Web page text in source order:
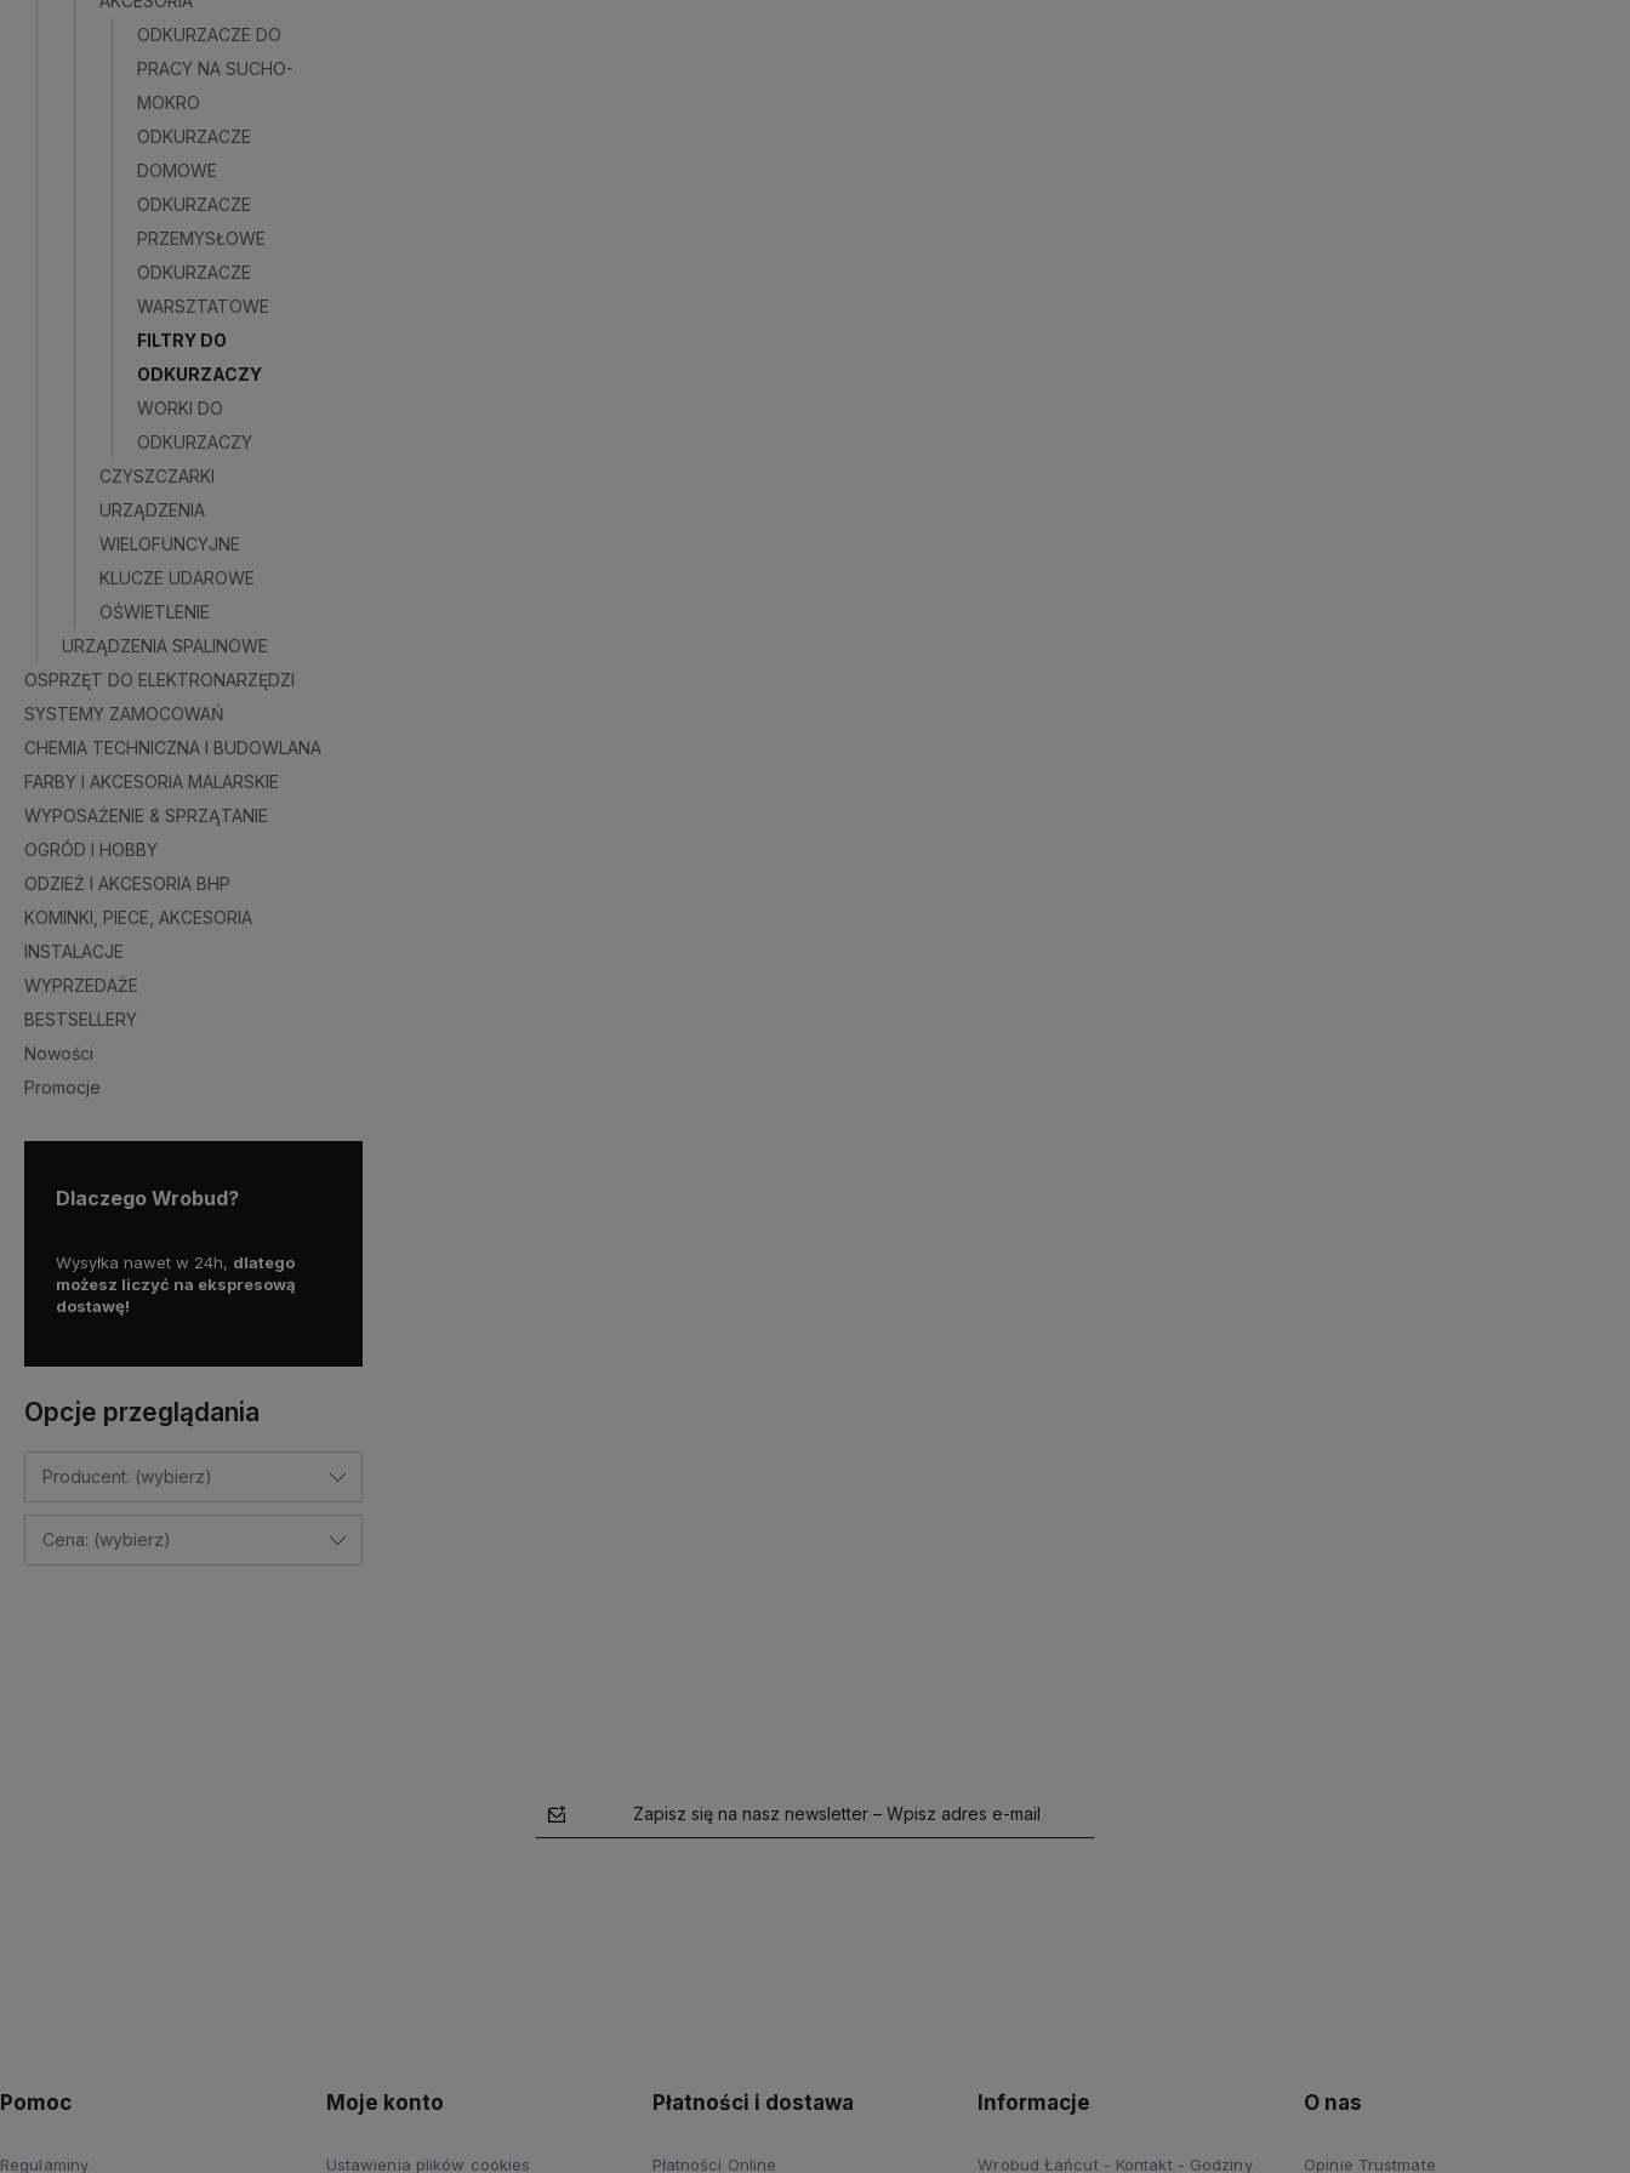
ODKURZACZE DO
PRACY NA SUCHO-
MOKRO
ODKURZACZE
DOMOWE
ODKURZACZE
PRZEMYSŁOWE
ODKURZACZE
WARSZTATOWE
FILTRY DO
ODKURZACZY
WORKI DO
ODKURZACZY
CZYSZCZARKI
URZĄDZENIA
WIELOFUNCYJNE
KLUCZE UDAROWE
OŚWIETLENIE
URZĄDZENIA SPALINOWE
OSPRZĘT DO ELEKTRONARZĘDZI
SYSTEMY ZAMOCOWAŃ
CHEMIA TECHNICZNA I BUDOWLANA
FARBY I AKCESORIA MALARSKIE
WYPOSAŻENIE & SPRZĄTANIE
OGRÓD I HOBBY
ODZIEŻ I AKCESORIA BHP
KOMINKI, PIECE, AKCESORIA
INSTALACJE
WYPRZEDAŻE
BESTSELLERY
Nowości
Promocje
Dlaczego Wrobud?
Wysyłka nawet w 24h, dlatego
możesz liczyć na ekspresową
dostawę!
Opcje przeglądania
Producent: (wybierz)
Cena: (wybierz)
Zapisz się na nasz newsletter – Wpisz adres e-mail
Pomoc
Regulaminy
Moje konto
Ustawienia plików cookies
Płatności i dostawa
Płatności Online
Informacje
Wrobud Łańcut - Kontakt - Godziny
O nas
Opinie Trustmate